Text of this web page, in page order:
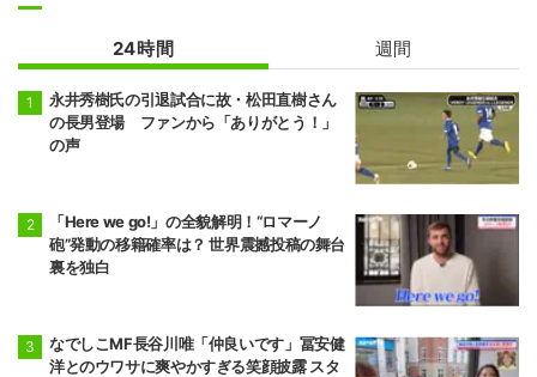
24時間 週間
永井秀樹氏の引退試合に故・松田直樹さん
の長男登場 ファンから「ありがとう！」
の声
「Here we go!」の全貌解明！“ロマーノ
砲”発動の移籍確率は？ 世界震撼投稿の舞台
裏を独白
なでしこMF長谷川唯「仲良いです」冨安健
洋とのウワサに爽やかすぎる笑顔披露 スタ